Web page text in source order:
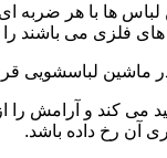
لباس ها با هر
فلزی می باشند را
لباسشویی
کند و آرامش را
آن رخ داده باشد.